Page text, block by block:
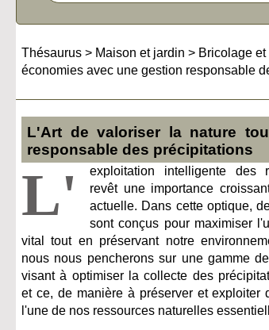
Thésaurus > Maison et jardin > Bricolage
économies avec une gestion responsable
L'Art de valoriser la nature
responsable des précipitations
L'
exploitation intelligente des
revêt une importance
actuelle. Dans cette optique,
sont conçus pour maximiser
vital tout en préservant notre
nous nous pencherons sur une gamme
visant à optimiser la collecte des
et ce, de manière à préserver et exploiter
l'une de nos ressources naturelles